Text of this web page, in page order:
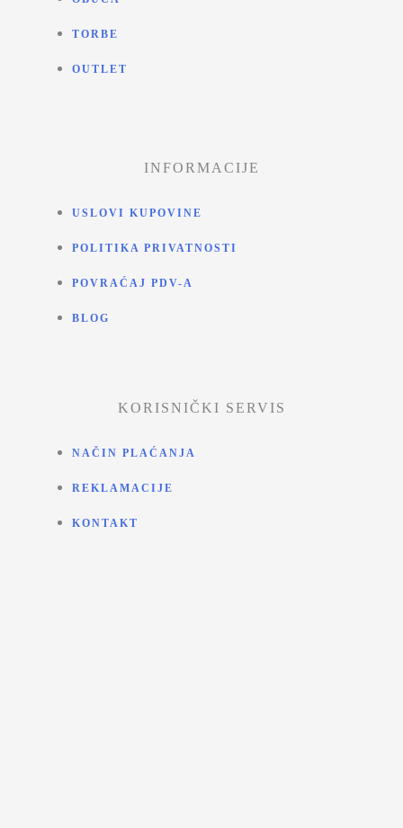
TORBE
OUTLET
INFORMACIJE
USLOVI KUPOVINE
POLITIKA PRIVATNOSTI
POVRAĆAJ PDV-A
BLOG
KORISNIČKI SERVIS
NAČIN PLAĆANJA
REKLAMACIJE
KONTAKT